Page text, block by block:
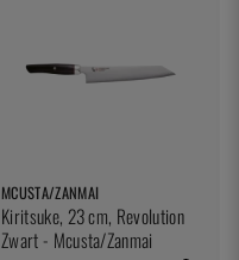
MCUSTA/ZANMAI
Kiritsuke, 23 cm, Revolution
Zwart - Mcusta/Zanmai